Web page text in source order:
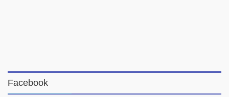
Facebook